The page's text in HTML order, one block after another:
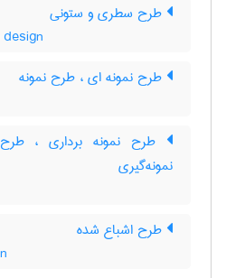
طرح سطری و ستونی
طرح نمونه ای ، طرح نمونه
طرح نمونه برداری ،
نمونه‌گیری
طرح اشباع شده